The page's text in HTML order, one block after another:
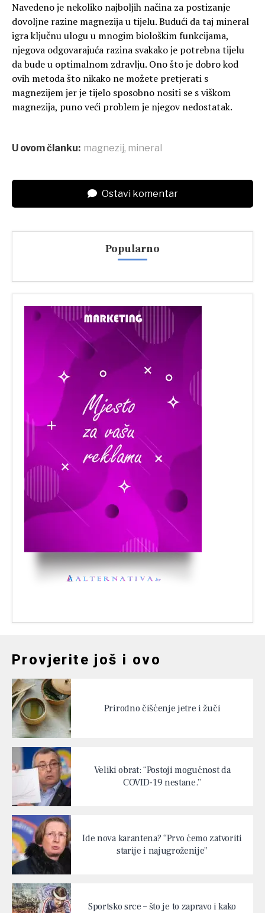
Navedeno je nekoliko najboljih načina za postizanje
dovoljne razine magnezija u tijelu. Budući da taj mineral
igra ključnu ulogu u mnogim biološkim funkcijama,
njegova odgovarajuća razina svakako je potrebna tijelu
da bude u optimalnom zdravlju. Ono što je dobro kod
ovih metoda što nikako ne možete pretjerati s
magnezijem jer je tijelo sposobno nositi se s viškom
magnezija, puno veći problem je njegov nedostatak.
U ovom članku: magnezij, mineral
Ostavi komentar
Popularno
Provjerite još i ovo
Prirodno čišćenje jetre i žuči
Veliki obrat: “Postoji mogućnost da
COVID-19 nestane.”
Ide nova karantena? “Prvo ćemo zatvoriti
starije i najugroženije”
Sportsko srce – što je to zapravo i kako